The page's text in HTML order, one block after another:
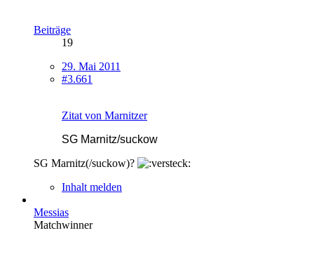
Beiträge
19
29. Mai 2011
#3.661
Zitat von Marnitzer
SG Marnitz/suckow
SG Marnitz(/suckow)?
Inhalt melden
Messias
Matchwinner